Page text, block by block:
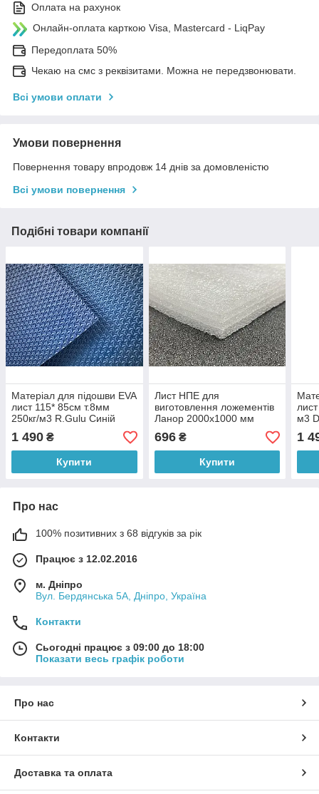
Оплата на рахунок
Онлайн-оплата карткою Visa, Mastercard - LiqPay
Передоплата 50%
Чекаю на смс з реквізитами. Можна не передзвонювати.
Всі умови оплати
Умови повернення
Повернення товару впродовж 14 днів за домовленістю
Всі умови повернення
Подібні товари компанії
Матеріал для підошви EVA
лист 115* 85см т.8мм
250кг/м3 R.Gulu Синій
1 490 ₴
Купити
Лист НПЕ для
виготовлення ложементів
Ланор 2000х1000 мм
товщиною 20 мм
696₴
Купити
м3
1
Про нас
100% позитивних з 68 відгуків за рік
Працює з 12.02.2016
м. Дніпро
Вул. Бердянська 5А, Дніпро, Україна
Контакти
Сьогодні працює з 09:00 до 18:00
Показати весь графік роботи
Про нас
Контакти
Доставка та оплата